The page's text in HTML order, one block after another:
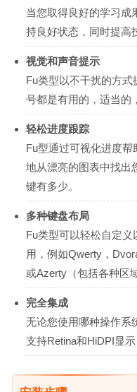
当您取得良好的学习成
持良好状态，同时提高
视觉和声音提示
Fu类型以不干扰的方
号都是有用的，适当的
轻松进度跟踪
Fu型通过可视化进度
地从漂亮的图表中找出
键有多少。
多种键盘布局
Fu类型可以轻松自定
用，例如Qwerty，
或Azerty（包括各种区
完全集成
无论您使用哪种操作系
支持Retina和HiDPI显